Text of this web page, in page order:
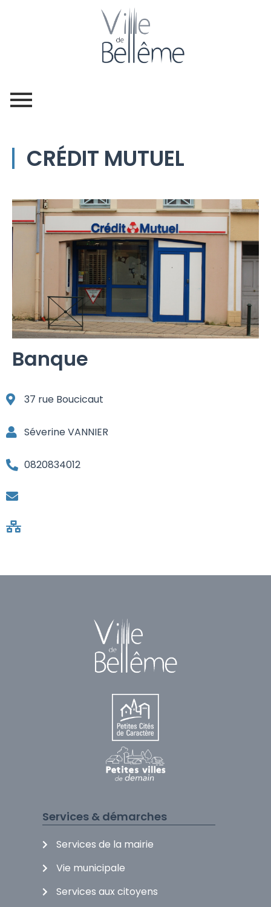
CRÉDIT MUTUEL
Banque
37 rue Boucicaut
Séverine VANNIER
0820834012
Services & démarches
Services de la mairie
Vie municipale
Services aux citoyens